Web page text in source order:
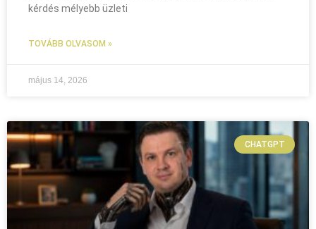
kérdés mélyebb üzleti
TOVÁBB OLVASOM »
május 14, 2026
CHATGPT